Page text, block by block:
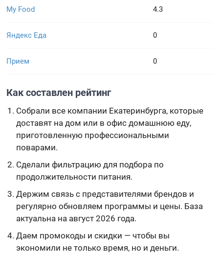
My Food 4.3
Яндекс Еда 0
Прием 0
Как составлен рейтинг
Собрали все компании Екатеринбурга, которые
доставят на дом или в офис домашнюю еду,
приготовленную профессиональными
поварами.
Сделали фильтрацию для подбора по
продолжительности питания.
Держим связь с представителями брендов и
регулярно обновляем программы и цены. База
актуальна на август 2026 года.
Даем промокоды и скидки — чтобы вы
экономили не только время, но и деньги.